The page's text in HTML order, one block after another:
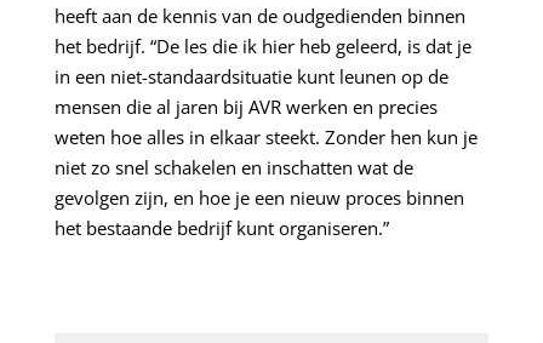
heeft aan de kennis van de oudgedienden binnen
het bedrijf. “De les die ik hier heb geleerd, is dat je
in een niet-standaardsituatie kunt leunen op de
mensen die al jaren bij AVR werken en precies
weten hoe alles in elkaar steekt. Zonder hen kun je
niet zo snel schakelen en inschatten wat de
gevolgen zijn, en hoe je een nieuw proces binnen
het bestaande bedrijf kunt organiseren.”